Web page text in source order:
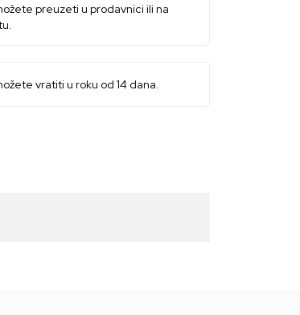
preuzeti u prodavnici ili na
vratiti u roku od 14 dana.